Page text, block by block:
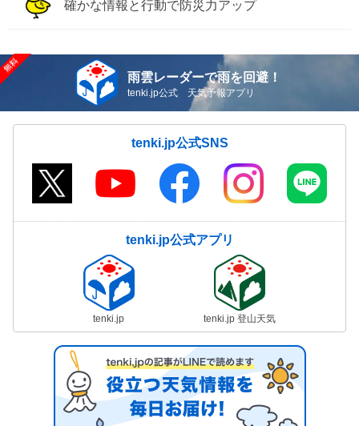
確かな情報と行動で防災力アップ
雨雲レーダーで雨を回避！
tenki.jp公式 天気予報アプリ
tenki.jp公式SNS
tenki.jp公式アプリ
tenki.jp tenki.jp 登山天気